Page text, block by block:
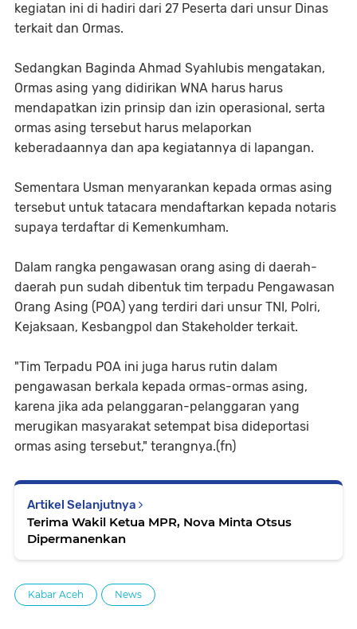
kegiatan ini di hadiri dari 27 Peserta dari unsur Dinas
terkait dan Ormas.
Sedangkan Baginda Ahmad Syahlubis mengatakan,
Ormas asing yang didirikan WNA harus harus
mendapatkan izin prinsip dan izin operasional, serta
ormas asing tersebut harus melaporkan
keberadaannya dan apa kegiatannya di lapangan.
Sementara Usman menyarankan kepada ormas asing
tersebut untuk tatacara mendaftarkan kepada notaris
supaya terdaftar di Kemenkumham.
Dalam rangka pengawasan orang asing di daerah-
daerah pun sudah dibentuk tim terpadu Pengawasan
Orang Asing (POA) yang terdiri dari unsur TNI, Polri,
Kejaksaan, Kesbangpol dan Stakeholder terkait.
"Tim Terpadu POA ini juga harus rutin dalam
pengawasan berkala kepada ormas-ormas asing,
karena jika ada pelanggaran-pelanggaran yang
merugikan masyarakat setempat bisa dideportasi
ormas asing tersebut," terangnya.(fn)
Artikel Selanjutnya
Terima Wakil Ketua MPR, Nova Minta Otsus
Dipermanenkan
Kabar Aceh News